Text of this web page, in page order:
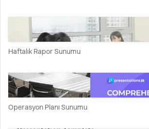
Haftalık Rapor Sunumu
Operasyon Planı Sunumu